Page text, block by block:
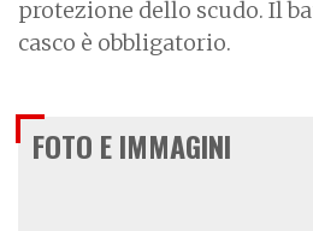
protezione dello scudo. Il
casco è obbligatorio.
FOTO E IMMAGINI